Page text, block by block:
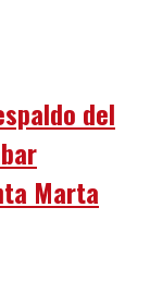
del
Marta